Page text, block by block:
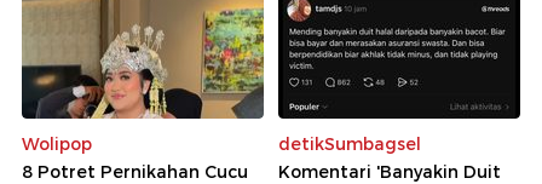
Wolipop
8 Potret Pernikahan Cucu
detikSumbagsel
Komentari 'Banyakin Duit